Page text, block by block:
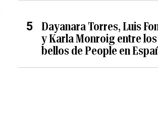
Dayanara Torres, Luis
y Karla Monroig entre
bellos de People en